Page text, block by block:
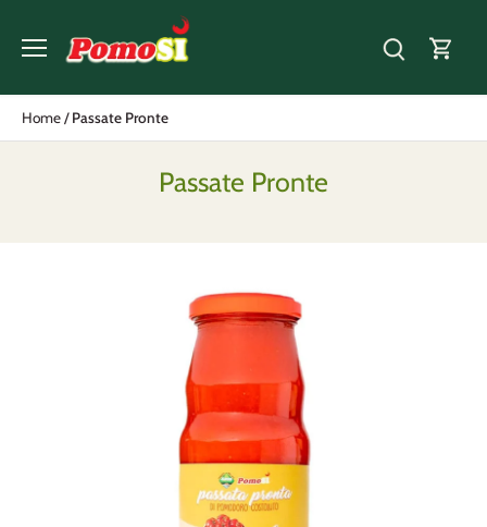
contenuto
Home/Passate Pronte
Passate Pronte